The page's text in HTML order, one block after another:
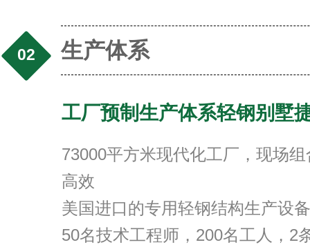
02 生产体系
工厂预制生产体系轻钢别墅
73000平方米现代化工厂，现场
高效
美国进口的专用轻钢结构生产设
50名技术工程师，200名工人，2